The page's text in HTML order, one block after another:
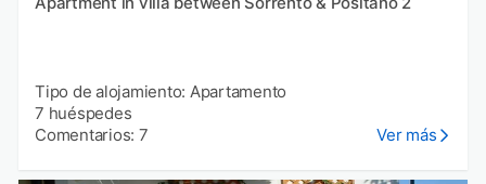
Tipo de alojamiento: Apartamento
7 huéspedes
Comentarios: 7
Ver más